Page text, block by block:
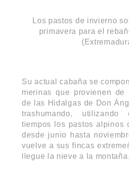
Los pastos de invierno
primavera para el
Su actual cabaña se
merinas que provienen
de las Hidalgas de Don
trashumando,
tiempos los pastos alpinos
desde junio hasta
vuelve a sus fincas
llegue la nieve a la montaña.